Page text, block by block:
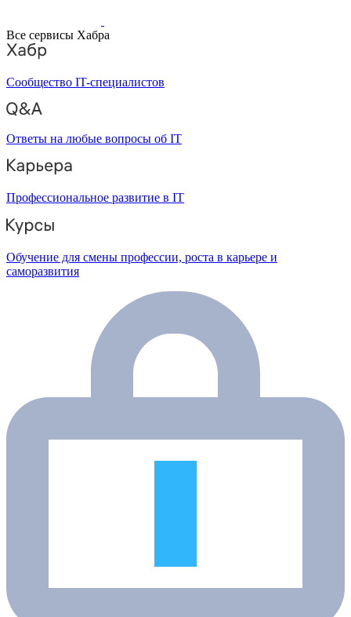
Все сервисы Хабра
Сообщество IT-специалистов
Ответы на любые вопросы об IT
Профессиональное развитие в IT
Обучение для смены профессии, роста в карьере и
саморазвития